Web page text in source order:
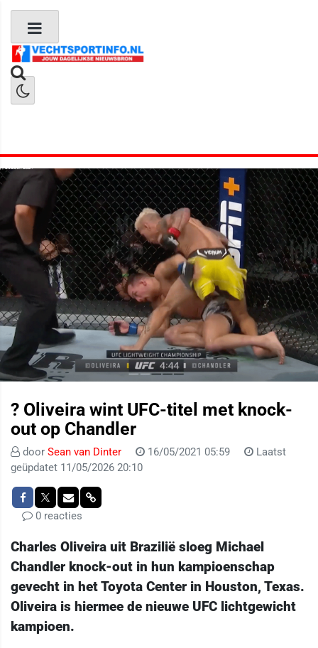
? Oliveira wint UFC-titel met knock-
out op Chandler
door Sean van Dinter 16/05/2021 05:59
Laatst
geüpdatet 11/05/2026 20:10
0 reacties
Charles Oliveira uit Brazilië sloeg Michael
Chandler knock-out in hun kampioenschap
gevecht in het Toyota Center in Houston, Texas.
Oliveira is hiermee de nieuwe UFC lichtgewicht
kampioen.